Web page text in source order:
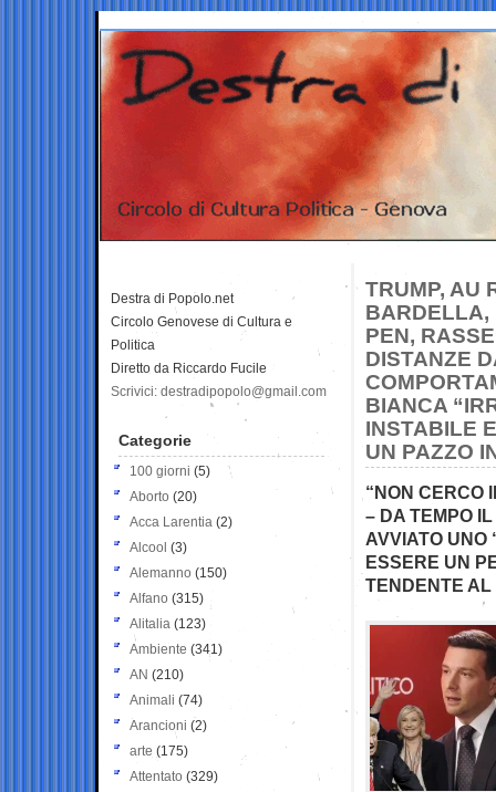
TRUMP, AU
BARDELLA,
PEN,
DISTANZE
BIANCA
INSTABILE
UN PAZZO
“NON CERCO
– DA TEMPO
AVVIATO UNO
ESSERE UN
TENDENTE AL
Destra di Popolo.net
Circolo Genovese di Cultura e
Politica
Diretto da Riccardo Fucile
Scrivici: destradipopolo@gmail.com
Categorie
100 giorni (5)
Aborto (20)
Acca Larentia (2)
Alcool (3)
Alemanno (150)
Alfano (315)
Alitalia (123)
Ambiente (341)
AN (210)
Animali (74)
Arancioni (2)
arte (175)
Attentato (329)